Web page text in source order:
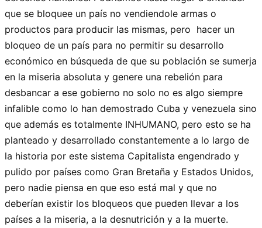
que se bloquee un país no vendiendole armas o
productos para producir las mismas, pero hacer un
bloqueo de un país para no permitir su desarrollo
económico en búsqueda de que su población se sumerja
en la miseria absoluta y genere una rebelión para
desbancar a ese gobierno no solo no es algo siempre
infalible como lo han demostrado Cuba y venezuela sino
que además es totalmente INHUMANO, pero esto se ha
planteado y desarrollado constantemente a lo largo de
la historia por este sistema Capitalista engendrado y
pulido por países como Gran Bretaña y Estados Unidos,
pero nadie piensa en que eso está mal y que no
deberían existir los bloqueos que pueden llevar a los
países a la miseria, a la desnutrición y a la muerte.